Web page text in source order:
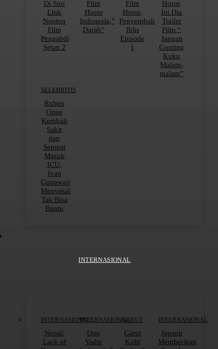
Di Sini
Link
Nonton
Film
Pengabdi
Setan 2
Film
Horor
Indonesia,”
Darah”
Film
Horor,
Penyembah
Iblis
Episode
1
Horor,
Ini Dia
Trailer
Film “
Jangan
Gunting
Kuku
Malam-
malam”
SELEBRITIS
Ruben
Onsu
Kembali
Sakit
dan
Sempat
Masuk
ICU,
Ivan
Gunawan
Menyesal
Tak Bisa
Bantu
INTERNASIONAL
INTERNASIONAL
Nepal:
Lack of
INTERNASIONAL
Quo
Vadis
GARUT
Garut
Kulit
INTERNASIONAL
Jepang
Memberikan